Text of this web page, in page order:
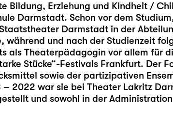
Bildung, Erziehung und Kindheit /
Darmstadt. Schon vor dem
Darmstadt in der
während und nach der Studienzeit
als Theaterpädagogin vor allem für
Stücke“-Festivals Frankfurt. Der
sowie der partizipativen
– 2022 war sie bei Theater Lakritz
und sowohl in der